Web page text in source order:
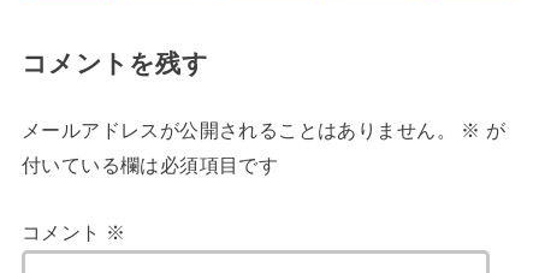
コメントを残す
メールアドレスが公開されることはありません。 ※ が
付いている欄は必須項目です
コメント ※